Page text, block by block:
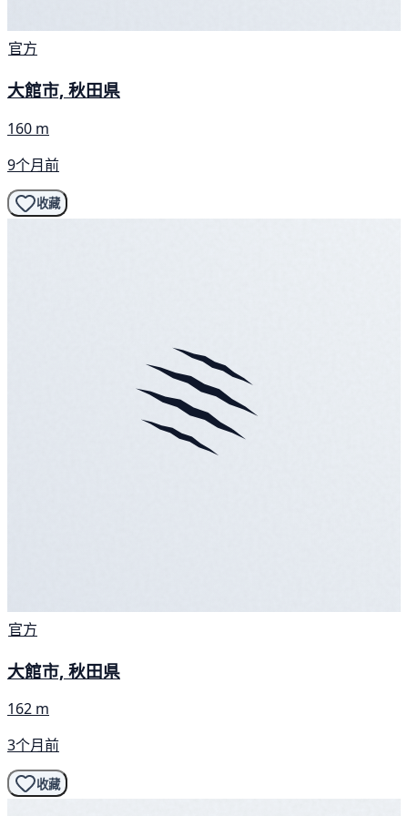
官方
大館市, 秋田県
160 m
9个月前
收藏
官方
大館市, 秋田県
162 m
3个月前
收藏